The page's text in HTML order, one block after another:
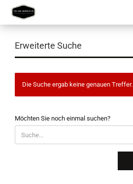
Erweiterte Suche
Die Suche ergab keine genauen Treffer.
MÖCHTEN
SIE
NOCH
EINMAL
Möchten Sie noch einmal suchen?